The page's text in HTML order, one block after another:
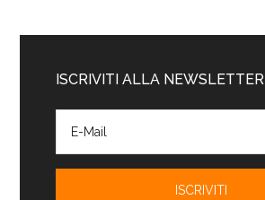
ISCRIVITI ALLA NEWSLETTER